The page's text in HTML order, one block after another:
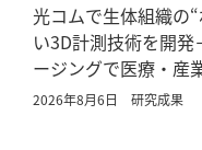
光コムで生体組織の
い3D計測技術を開
ージングで医療・産
2026年8月6日 研究成果